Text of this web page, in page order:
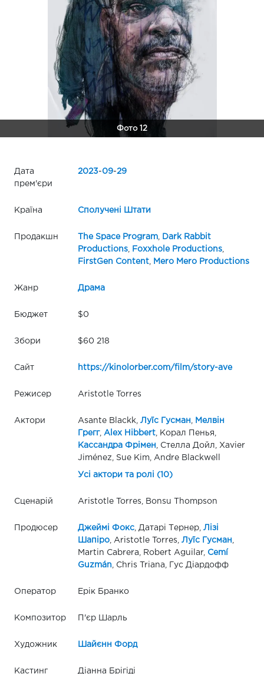
Фото 12
Дата
прем'єри
2023-09-29
Країна Сполучені Штати
Продакшн The Space Program,
Dark Rabbit
Productions, Foxxhole Productions,
FirstGen Content, Mero Mero Productions
Жанр Драма
Бюджет $0
Збори $60 218
Сайт https://kinolorber.com/film/story-ave
Режисер Aristotle Torres
Актори Asante Blackk, Луїс Гусман
Мелвін
Грегг, Alex Hibbert, Корал Пенья,
Кассандра Фрімен , Стелла Дойл, Xavier
Jiménez, Sue Kim, Andre Blackwell
Усі актори та ролі (10)
Сценарій Aristotle Torres, Bonsu Thompson
Продюсер Джеймі Фокс, Датарі Тернер, Лізі
Шапіро, Aristotle Torres, Луїс Гусман
Martin Cabrera, Robert Aguilar, Cemí
Guzmán , Chris Triana, Гус Діардофф
Оператор Ерік Бранко
Композитор П'єр Шарль
Художник Шайєнн Форд
Кастинг Діанна Брігіді